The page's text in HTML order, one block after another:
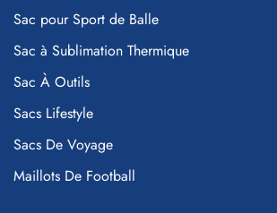
Sac pour Sport de Balle
Sac à Sublimation Thermique
Sac À Outils
Sacs Lifestyle
Sacs De Voyage
Maillots De Football